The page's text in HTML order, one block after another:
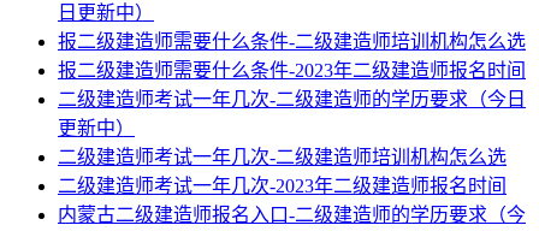
日更新中）
报二级建造师需要什么条件-二级建造师培训机构怎么选
报二级建造师需要什么条件-2023年二级建造师报名时间
二级建造师考试一年几次-二级建造师的学历要求（今日
更新中）
二级建造师考试一年几次-二级建造师培训机构怎么选
二级建造师考试一年几次-2023年二级建造师报名时间
内蒙古二级建造师报名入口-二级建造师的学历要求（今